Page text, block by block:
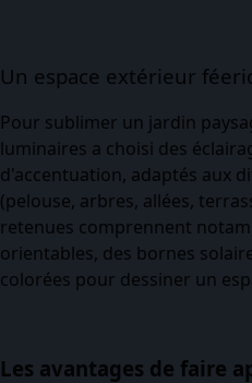
Un espace extérieur
Pour sublimer un jardin
luminaires a choisi des
d'accentuation, adaptés aux
(pelouse, arbres, allées,
retenues comprennent
orientables, des bornes
colorées pour dessiner un
Les avantages de faire